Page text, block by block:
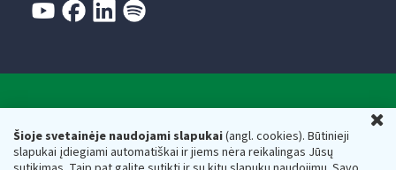
Šioje svetainėje naudojami slapukai(angl. cookies). Būtinieji
slapukai įdiegiami automatiškai ir jiems nėra reikalingas Jūsų
Valstybinė mokesčių inspekcija prie Lietuvos
Respublikos finansų ministerijos
Biudžetinė įstaiga. Juridinio asmens kodas — 188659752,